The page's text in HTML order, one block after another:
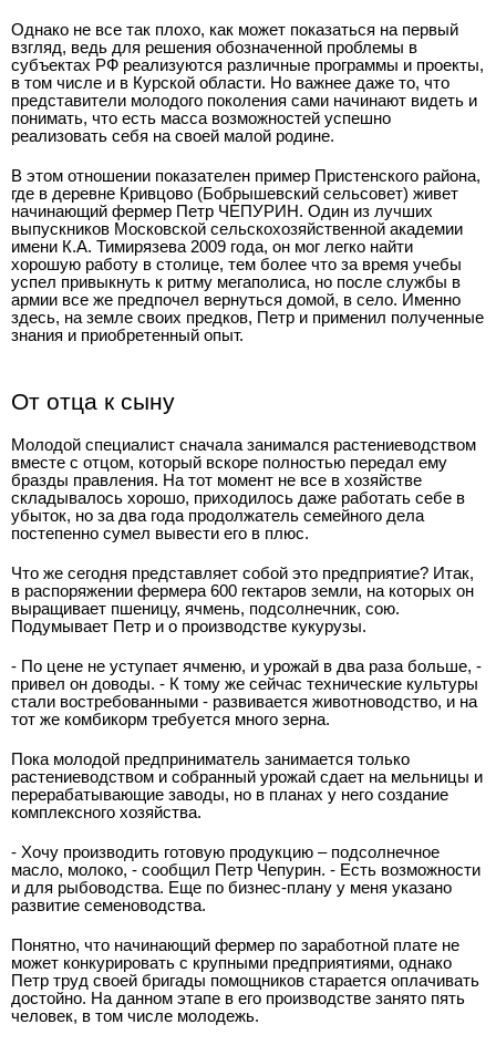
Однако не все так плохо, как может показаться на первый
взгляд, ведь для решения обозначенной проблемы в
субъектах РФ реализуются различные программы и проекты,
в том числе и в Курской области. Но важнее даже то, что
представители молодого поколения сами начинают видеть и
понимать, что есть масса возможностей успешно
реализовать себя на своей малой родине.
В этом отношении показателен пример Пристенского района,
где в деревне Кривцово (Бобрышевский сельсовет) живет
начинающий фермер Петр ЧЕПУРИН. Один из лучших
выпускников Московской сельскохозяйственной академии
имени К.А. Тимирязева 2009 года, он мог легко найти
хорошую работу в столице, тем более что за время учебы
успел привыкнуть к ритму мегаполиса, но после службы в
армии все же предпочел вернуться домой, в село. Именно
здесь, на земле своих предков, Петр и применил полученные
знания и приобретенный опыт.
От отца к сыну
Молодой специалист сначала занимался растениеводством
вместе с отцом, который вскоре полностью передал ему
бразды правления. На тот момент не все в хозяйстве
складывалось хорошо, приходилось даже работать себе в
убыток, но за два года продолжатель семейного дела
постепенно сумел вывести его в плюс.
Что же сегодня представляет собой это предприятие? Итак,
в распоряжении фермера 600 гектаров земли, на которых он
выращивает пшеницу, ячмень, подсолнечник, сою.
Подумывает Петр и о производстве кукурузы.
- По цене не уступает ячменю, и урожай в два раза больше, -
привел он доводы. - К тому же сейчас технические культуры
стали востребованными - развивается животноводство, и на
тот же комбикорм требуется много зерна.
Пока молодой предприниматель занимается только
растениеводством и собранный урожай сдает на мельницы и
перерабатывающие заводы, но в планах у него создание
комплексного хозяйства.
- Хочу производить готовую продукцию – подсолнечное
масло, молоко, - сообщил Петр Чепурин. - Есть возможности
и для рыбоводства. Еще по бизнес-плану у меня указано
развитие семеноводства.
Понятно, что начинающий фермер по заработной плате не
может конкурировать с крупными предприятиями, однако
Петр труд своей бригады помощников старается оплачивать
достойно. На данном этапе в его производстве занято пять
человек, в том числе молодежь.